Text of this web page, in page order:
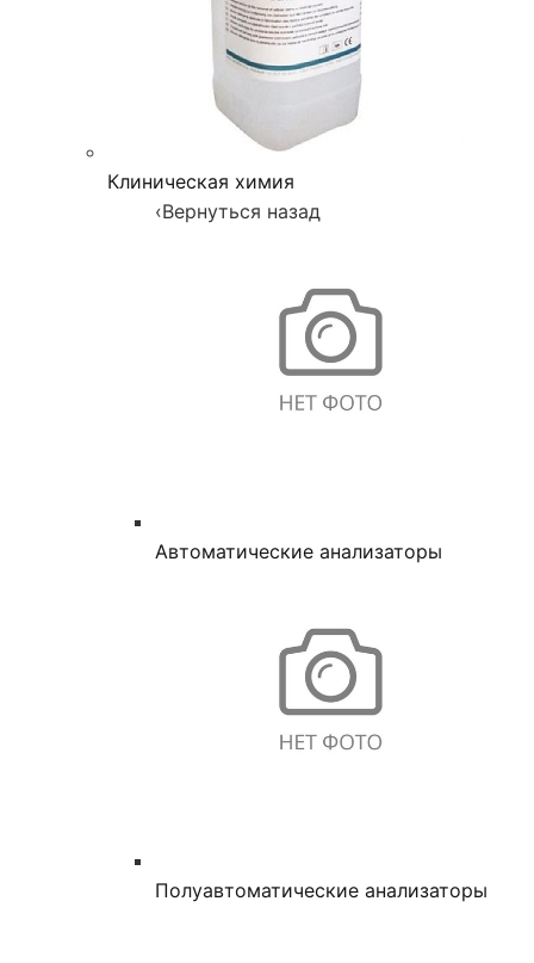
Клиническая химия
‹Вернуться назад
Автоматические анализаторы
Полуавтоматические анализаторы